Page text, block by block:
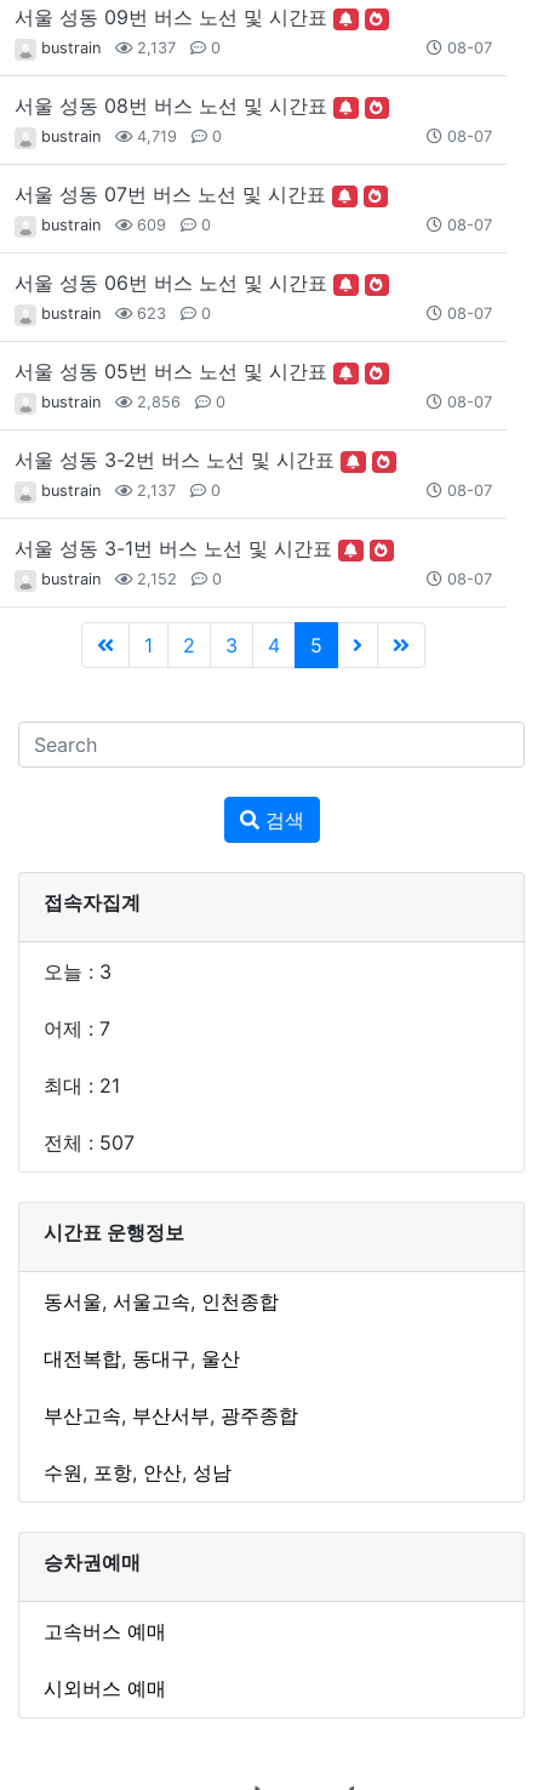
서울 성동 09번 버스 노선 및 시간표
bustrain 2,137 0 08-07
서울 성동 08번 버스 노선 및 시간표
bustrain 4,719 0 08-07
서울 성동 07번 버스 노선 및 시간표
bustrain 609 0 08-07
서울 성동 06번 버스 노선 및 시간표
bustrain 623 0 08-07
서울 성동 05번 버스 노선 및 시간표
bustrain 2,856 0 08-07
서울 성동 3-2번 버스 노선 및 시간표
bustrain 2,137 0 08-07
서울 성동 3-1번 버스 노선 및 시간표
bustrain 2,152 0 08-07
1 2 3 4 5
검색
접속자집계
오늘 : 3
어제 : 7
최대 : 21
전체 : 507
시간표 운행정보
동서울, 서울고속, 인천종합
대전복합, 동대구, 울산
부산고속, 부산서부, 광주종합
수원, 포항, 안산, 성남
승차권예매
고속버스 예매
시외버스 예매